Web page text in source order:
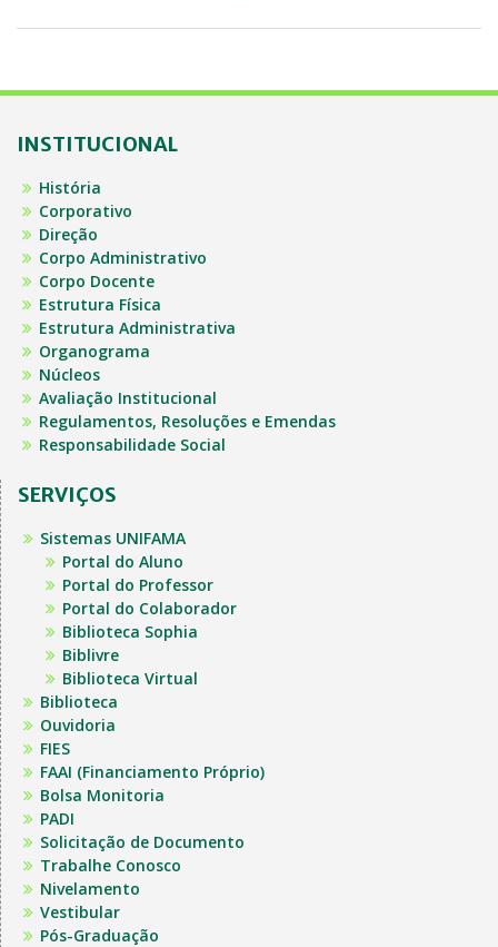
INSTITUCIONAL
História
Corporativo
Direção
Corpo Administrativo
Corpo Docente
Estrutura Física
Estrutura Administrativa
Organograma
Núcleos
Avaliação Institucional
Regulamentos, Resoluções e Emendas
Responsabilidade Social
SERVIÇOS
Sistemas UNIFAMA
Portal do Aluno
Portal do Professor
Portal do Colaborador
Biblioteca Sophia
Biblivre
Biblioteca Virtual
Biblioteca
Ouvidoria
FIES
FAAI (Financiamento Próprio)
Bolsa Monitoria
PADI
Solicitação de Documento
Trabalhe Conosco
Nivelamento
Vestibular
Pós-Graduação